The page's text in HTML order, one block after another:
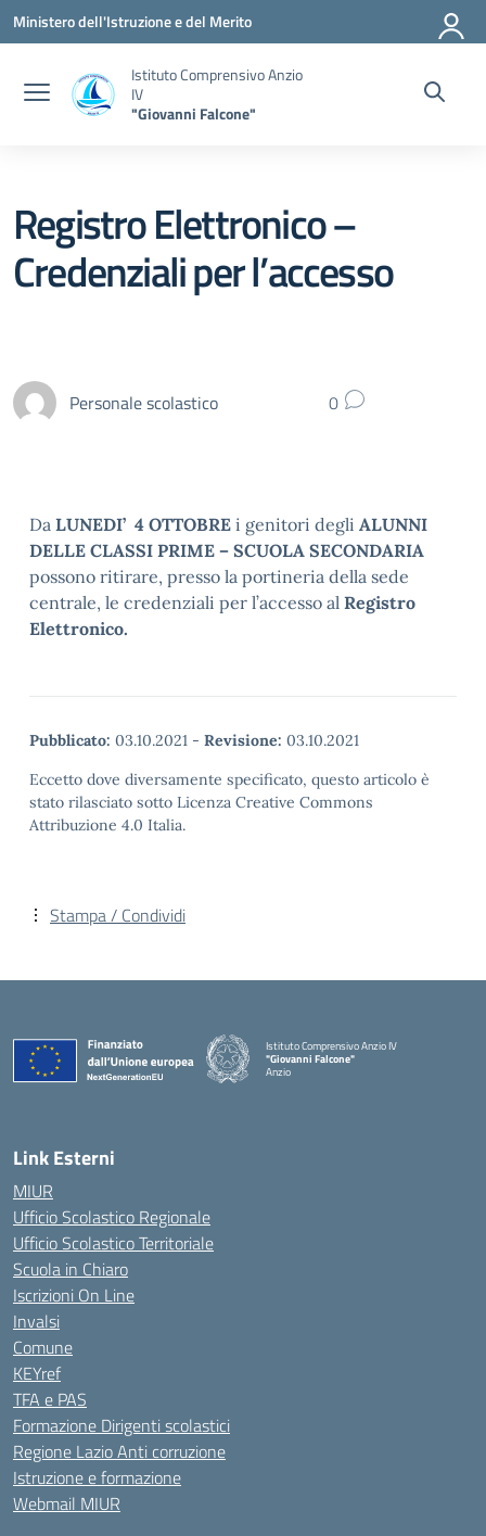
Vai ai contenuti
Vai al menu di navigazione
Vai al footer
Ministero dell'Istruzione e del Merito
Istituto Comprensivo Anzio
IV
"Giovanni Falcone"
Registro Elettronico –
Credenziali per l’accesso
Personale scolastico 0
Da LUNEDI’ 4 OTTOBRE i genitori degli ALUNNI
DELLE CLASSI PRIME – SCUOLA SECONDARIA
possono ritirare, presso la portineria della sede
centrale, le credenziali per l’accesso al Registro
Elettronico.
Pubblicato: 03.10.2021 - Revisione: 03.10.2021
Eccetto dove diversamente specificato, questo articolo è
stato rilasciato sotto Licenza Creative Commons
Attribuzione 4.0 Italia.
Stampa / Condividi
Istituto Comprensivo Anzio IV
"Giovanni Falcone"
Anzio
Link Esterni
MIUR
Ufficio Scolastico Regionale
Ufficio Scolastico Territoriale
Scuola in Chiaro
Iscrizioni On Line
Invalsi
Comune
KEYref
TFA e PAS
Formazione Dirigenti scolastici
Regione Lazio Anti corruzione
Istruzione e formazione
Webmail MIUR